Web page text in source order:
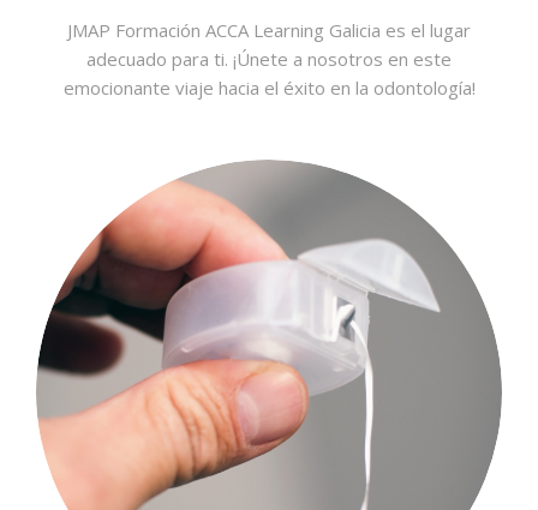
JMAP Formación ACCA Learning Galicia es el lugar
adecuado para ti. ¡Únete a nosotros en este
emocionante viaje hacia el éxito en la odontología!